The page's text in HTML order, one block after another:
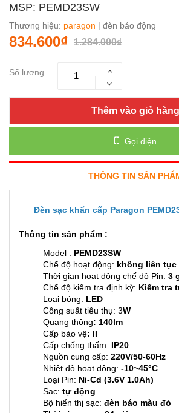
MSP: PEMD23SW
Thương hiệu: paragon | đèn báo động
834.600₫ 1.284.000₫
Số lượng
Thêm vào giỏ hàng
Gọi điện
THÔNG TIN SẢN
Đèn sạc khẩn cấp Paragon
Thông tin sản phẩm :
Model : PEMD23SW
Chế độ hoạt động: không liên tục
Thời gian hoạt động chế độ Pin: 3
Chế độ kiểm tra định kỳ: Kiểm tra
Loại bóng: LED
Công suất tiêu thụ: 3W
Quang thông: 140lm
Cấp bảo vệ: II
Cấp chống thấm: IP20
Nguồn cung cấp: 220V/50-60Hz
Nhiệt độ hoạt động: -10~45°C
Loại Pin: Ni-Cd (3.6V 1.0Ah)
Sạc: tự động
Bộ hiển thị sạc: đèn báo màu đỏ